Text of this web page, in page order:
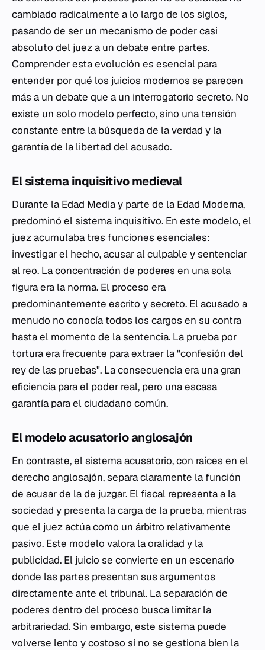
cambiado radicalmente a lo largo de los siglos,
pasando de ser un mecanismo de poder casi
absoluto del juez a un debate entre partes.
Comprender esta evolución es esencial para
entender por qué los juicios modernos se parecen
más a un debate que a un interrogatorio secreto. No
existe un solo modelo perfecto, sino una tensión
constante entre la búsqueda de la verdad y la
garantía de la libertad del acusado.
El sistema inquisitivo medieval
Durante la Edad Media y parte de la Edad Moderna,
predominó el sistema inquisitivo. En este modelo, el
juez acumulaba tres funciones esenciales:
investigar el hecho, acusar al culpable y sentenciar
al reo. La concentración de poderes en una sola
figura era la norma. El proceso era
predominantemente escrito y secreto. El acusado a
menudo no conocía todos los cargos en su contra
hasta el momento de la sentencia. La prueba por
tortura era frecuente para extraer la "confesión del
rey de las pruebas". La consecuencia era una gran
eficiencia para el poder real, pero una escasa
garantía para el ciudadano común.
El modelo acusatorio anglosajón
En contraste, el sistema acusatorio, con raíces en el
derecho anglosajón, separa claramente la función
de acusar de la de juzgar. El fiscal representa a la
sociedad y presenta la carga de la prueba, mientras
que el juez actúa como un árbitro relativamente
pasivo. Este modelo valora la oralidad y la
publicidad. El juicio se convierte en un escenario
donde las partes presentan sus argumentos
directamente ante el tribunal. La separación de
poderes dentro del proceso busca limitar la
arbitrariedad. Sin embargo, este sistema puede
volverse lento y costoso si no se gestiona bien la